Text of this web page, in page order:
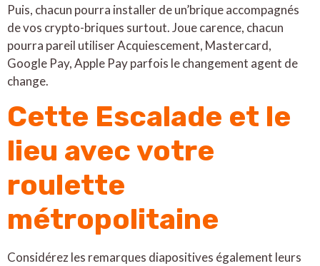
Puis, chacun pourra installer de un’brique accompagnés
de vos crypto-briques surtout. Joue carence, chacun
pourra pareil utiliser Acquiescement, Mastercard,
Google Pay, Apple Pay parfois le changement agent de
change.
Cette Escalade et le
lieu avec votre
roulette
métropolitaine
Considérez les remarques diapositives également leurs